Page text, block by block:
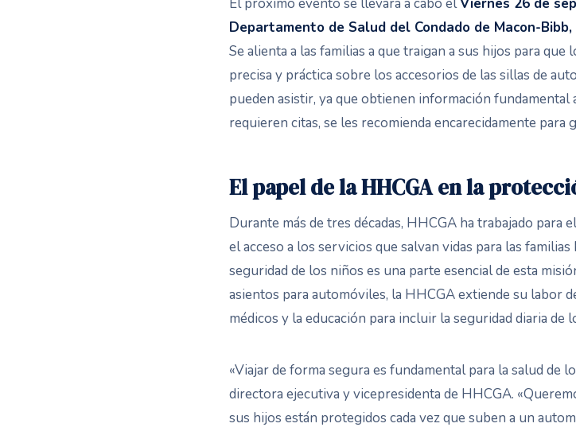
Departamento de Salud del Condado de Macon-
Se alienta a las familias a que traigan a sus hijos para
precisa y práctica sobre los accesorios de las sillas de
pueden asistir, ya que obtienen información fundamental
requieren citas, se les recomienda encarecidamente para
El papel de la HHCGA en la
Durante más de tres décadas, HHCGA ha trabajado para
el acceso a los servicios que salvan vidas para las
seguridad de los niños es una parte esencial de esta
asientos para automóviles, la HHCGA extiende su labor
médicos y la educación para incluir la seguridad diaria de
«Viajar de forma segura es fundamental para la salud de
directora ejecutiva y vicepresidenta de HHCGA.
sus hijos están protegidos cada vez que suben a un